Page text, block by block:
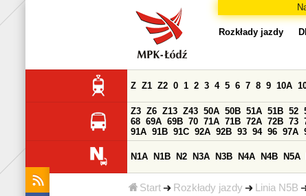
Start Rozkłady jazdy Linia N5B
Rozkłady jazdy
Z Z1 Z2 0 1 2 3 4 5 6 7 8 9 10A
Z3 Z6 Z13 Z43 50A 50B 51A 51B 52
68 69A 69B 70 71A 71B 72A 72B 73
91A 91B 91C 92A 92B 93 94 96 97A
N1A N1B N2 N3A N3B N4A N4B N5A